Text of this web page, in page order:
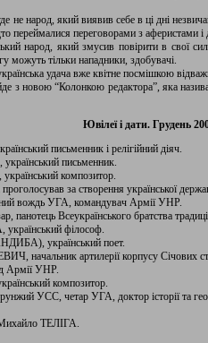
народ, який виявив себе в ці дні
переймалися переговорами з аферистами
народ, який змусив повірити в свої
можуть тільки нападники, здобувачі.
удача вже квітне посмішкою
з новою “Колонкою редактора”, яка
Ювілеї і дати. Грудень
письменник і релігійний діяч.
письменник.
композитор.
за створення української
вождь УГА, командувач Армії УНР.
Всеукраїнського братства
філософ.
український поет.
начальник артилерії корпусу Січових
Армії УНР.
композитор.
УСС, четар УГА, доктор історії та
Михайло ТЕЛІГА.